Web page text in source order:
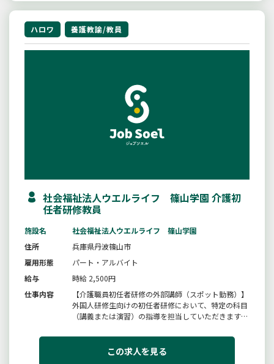
ハロワ 養護教諭/教員
社会福祉法人ウエルライフ 篠山学園 介護初
任者研修教員
施設名
社会福祉法人ウエルライフ 篠山学園
住所
兵庫県丹波篠山市
雇用形態
パート・アルバイト
給与
時給 2,500円
仕事内容
【介護職員初任者研修の外部講師（スポット勤務）】
外国人研修生向けの初任者研修において、特定の科目
（講義または演習）の指導を担当していただきます。
づいた講義、または実技演習の指導。・受講生の学習
フォロー。【本求人のポイント】・受講評価や事務作
この求人を見る